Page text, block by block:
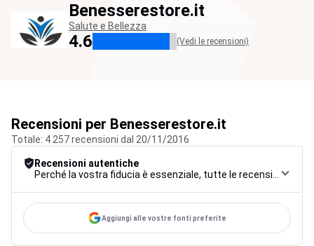
Benesserestore.it
Salute e Bellezza
4.6 (Vedi le recensioni)
Recensioni per Benesserestore.it
Totale: 4 257 recensioni dal 20/11/2016
Recensioni autentiche
Aggiungi alle vostre fonti preferite